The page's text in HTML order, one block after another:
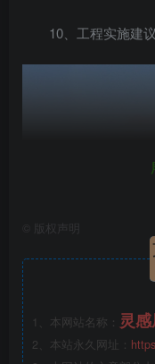
10、工程实施建议
版权声明
1、本网站名称： 灵
2、本站永久网址：